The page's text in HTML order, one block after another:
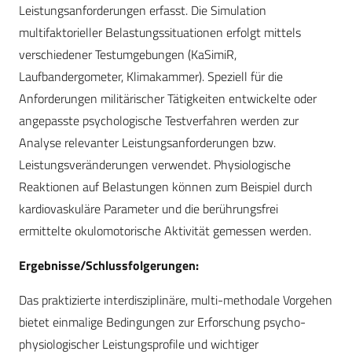
Leistungsanforderungen erfasst. Die Simulation
multifaktorieller Belastungssituationen erfolgt mittels
verschiedener Testumgebungen (KaSimiR,
Laufbandergometer, Klimakammer). Speziell für die
Anforderungen militärischer Tätigkeiten entwickelte oder
angepasste psychologische Testverfahren werden zur
Analyse relevanter Leistungsanforderungen bzw.
Leistungsveränderungen verwendet. Physiologische
Reaktionen auf Belastungen können zum Beispiel durch
kardiovaskuläre Parameter und die berührungsfrei
ermittelte okulomotorische Aktivität gemessen werden.
Ergebnisse/Schlussfolgerungen:
Das praktizierte interdisziplinäre, multi-methodale Vorgehen
bietet einmalige Bedingungen zur Erforschung psycho-
physiologischer Leistungsprofile und wichtiger